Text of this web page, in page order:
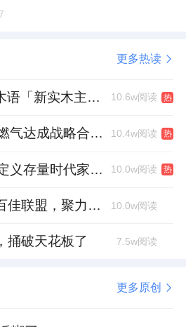
162.48万元罚款，合计罚
更多热读
一城双响 | 源氏木语「新实木主义——黑标生活提案」发布会落地天津，黑标旗舰店盛大启幕 10.6w阅读 热
贝壳租房与成都燃气达成战略合作 打通安全巡检“最后一米” 10.4w阅读 热
圣象焕新家重新定义存量时代家居升级逻辑，筑牢说换就换的底气！ 10.0w阅读 热
爱琴海集团携手百佳联盟，聚力共拓存量商业新赛道 10.0w阅读
捅破天花板了 7.5w阅读
更多原创